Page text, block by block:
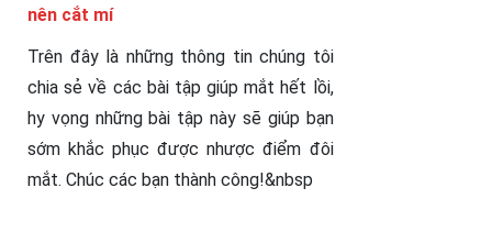
nên cắt mí
Trên đây là những thông tin chúng tôi
chia sẻ về các bài tập giúp mắt hết lồi,
hy vọng những bài tập này sẽ giúp bạn
sớm khắc phục được nhược điểm đôi
mắt. Chúc các bạn thành công!&nbsp